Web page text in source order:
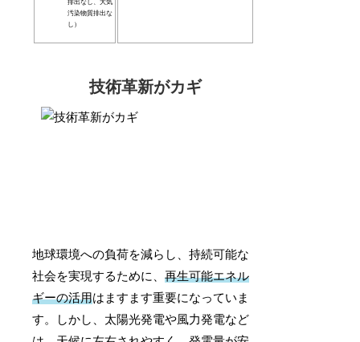
排出なし、大気
汚染物質排出な
し）
技術革新がカギ
地球環境への負荷を減らし、持続可能な
社会を実現するために、再生可能エネル
ギーの活用はますます重要になっていま
す。しかし、太陽光発電や風力発電など